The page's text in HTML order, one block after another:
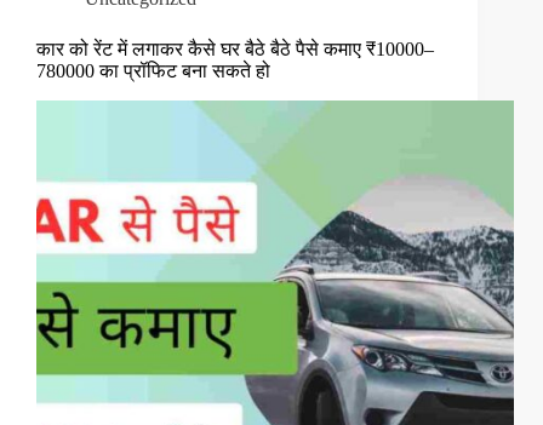
कार को रेंट में लगाकर कैसे घर बैठे बैठे पैसे कमाए ₹10000–
780000 का प्रॉफिट बना सकते हो